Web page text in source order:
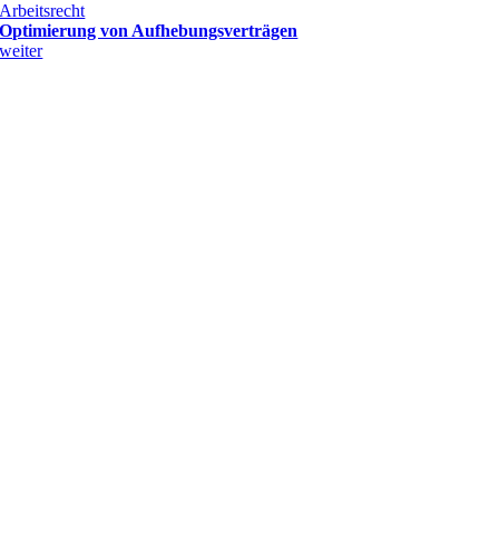
Arbeitsrecht
Optimierung von Aufhebungsverträgen
weiter